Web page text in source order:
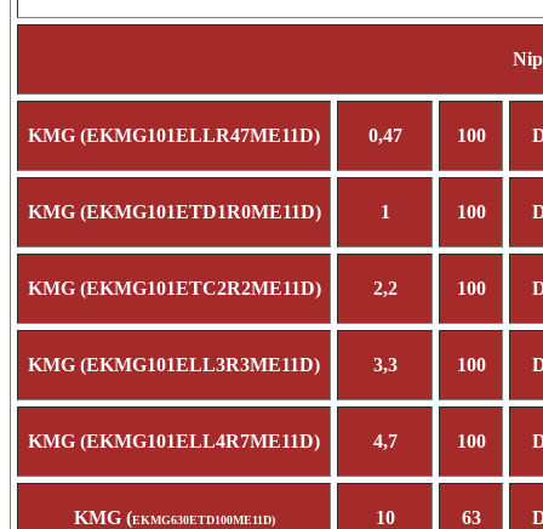
KMG (EKMG101ELLR47ME11D) 0,47 100
KMG (EKMG101ETD1R0ME11D) 1 100
KMG (EKMG101ETC2R2ME11D) 2,2 100
KMG (EKMG101ELL3R3ME11D) 3,3 100
KMG (EKMG101ELL4R7ME11D) 4,7 100
KMG (EKMG630ETD100ME11D) 10 63